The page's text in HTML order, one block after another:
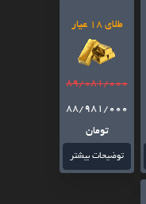
طلای 18 عیار
89/081/000
88/981/000
تومان
توضیحات بیشتر